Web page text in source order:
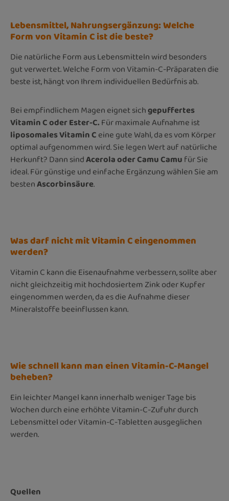
Lebensmittel, Nahrungsergänzung: Welche
Form von Vitamin C ist die beste?
Die natürliche Form aus Lebensmitteln wird besonders
gut verwertet. Welche Form von Vitamin-C-Präparaten die
beste ist, hängt von Ihrem individuellen Bedürfnis ab.
Bei empfindlichem Magen eignet sichgepuffertes
Vitamin C oder Ester-C.Für maximale Aufnahme ist
liposomales Vitamin Ceine gute Wahl, da es vom Körper
optimal aufgenommen wird. Sie legen Wert auf natürliche
Herkunft? Dann sindAcerola oder Camu Camufür Sie
ideal. Für günstige und einfache Ergänzung wählen Sie am
bestenAscorbinsäure.
Was darf nicht mit Vitamin C eingenommen
werden?
Vitamin C kann die Eisenaufnahme verbessern, sollte aber
nicht gleichzeitig mit hochdosiertem Zink oder Kupfer
eingenommen werden, da es die Aufnahme dieser
Mineralstoffe beeinflussen kann.
Wie schnell kann man einen Vitamin-C-Mangel
beheben?
Ein leichter Mangel kann innerhalb weniger Tage bis
Wochen durch eine erhöhte Vitamin-C-Zufuhr durch
Lebensmittel oder Vitamin-C-Tabletten ausgeglichen
werden.
Quellen